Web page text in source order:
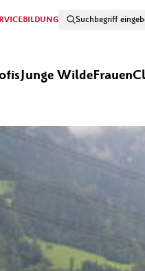
BILDUNG
Junge WildeFrauen